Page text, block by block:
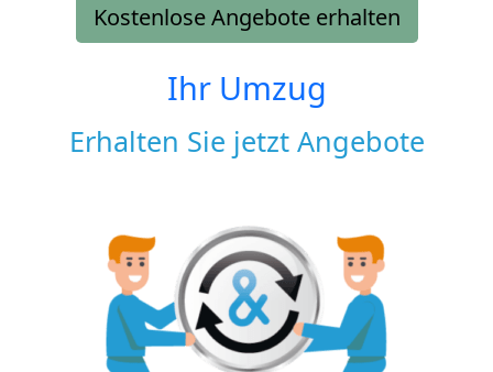
Kostenlose Angebote erhalten
Ihr Umzug
Erhalten Sie jetzt Angebote